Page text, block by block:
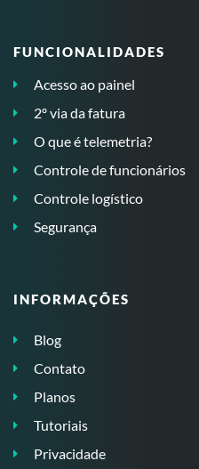
FUNCIONALIDADES
Acesso ao painel
2º via da fatura
O que é telemetria?
Controle de funcionários
Controle logístico
Segurança
INFORMAÇÕES
Blog
Contato
Planos
Tutoriais
Privacidade